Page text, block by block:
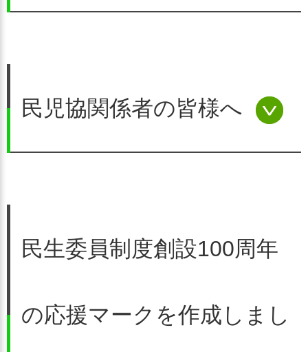
員制度のさらなる発展の機会
とすべく、全国の関係者と協
引き続き、民生委員・児童委
100周年を前に、全国の民生
民児協関係者の皆様へ
民生委員制度創設100周年
の応援マークを作成しまし